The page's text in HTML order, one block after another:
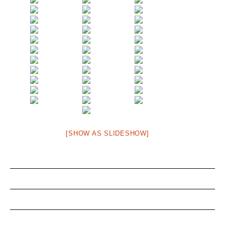
[SHOW AS SLIDESHOW]